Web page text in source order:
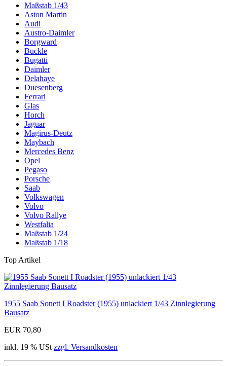
Maßstab 1/43
Aston Martin
Audi
Austro-Daimler
Borgward
Buckle
Bugatti
Daimler
Delahaye
Duesenberg
Ferrari
Glas
Horch
Jaguar
Magirus-Deutz
Maybach
Mercedes Benz
Opel
Pegaso
Porsche
Saab
Volkswagen
Volvo
Volvo Rallye
Westfalia
Maßstab 1/24
Maßstab 1/18
Top Artikel
1955 Saab Sonett I Roadster (1955) unlackiert 1/43 Zinnlegierung
Bausatz
EUR 70,80
inkl. 19 % USt zzgl. Versandkosten